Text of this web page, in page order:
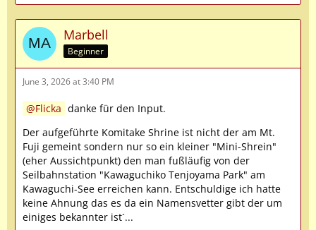
Marbell
Beginner
June 3, 2026 at 3:40 PM
Flicka danke für den Input.
Der aufgeführte Komitake Shrine ist nicht der am Mt.
Fuji gemeint sondern nur so ein kleiner "Mini-Shrein"
(eher Aussichtpunkt) den man fußläufig von der
Seilbahnstation "Kawaguchiko Tenjoyama Park" am
Kawaguchi-See erreichen kann. Entschuldige ich hatte
keine Ahnung das es da ein Namensvetter gibt der um
einiges bekannter ist´...